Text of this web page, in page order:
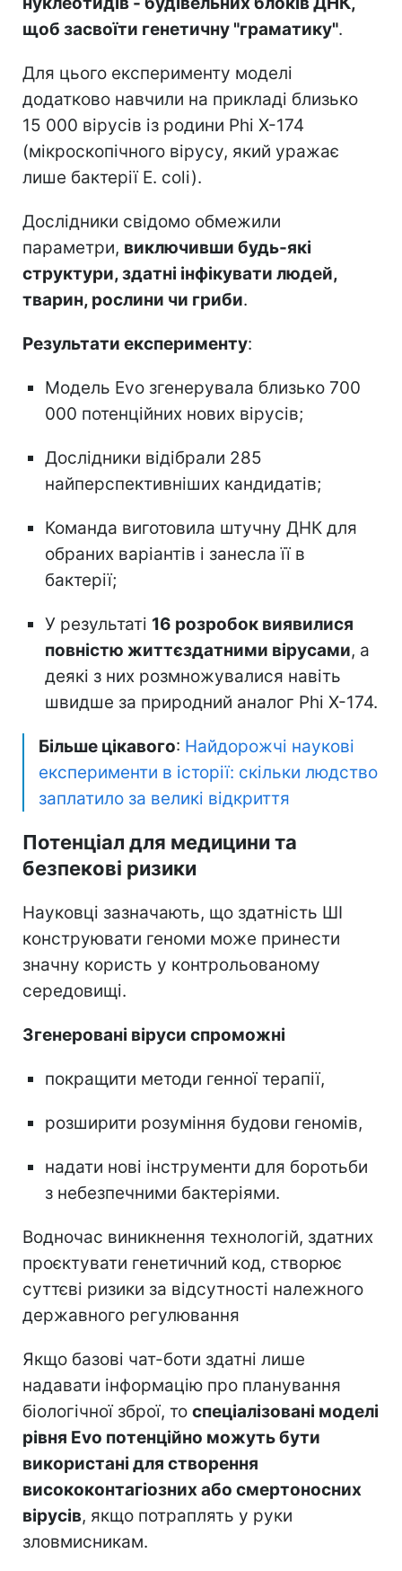
щоб засвоїти генетичну "граматику".
Для цього експерименту моделі
додатково навчили на прикладі близько
15 000 вірусів із родини Phi X-174
(мікроскопічного вірусу, який уражає
лише бактерії E. coli).
Дослідники свідомо обмежили
параметри, виключивши будь-які
структури, здатні інфікувати людей,
тварин, рослини чи гриби.
Результати експерименту:
Модель Evo згенерувала близько 700
000 потенційних нових вірусів;
Дослідники відібрали 285
найперспективніших кандидатів;
Команда виготовила штучну ДНК для
обраних варіантів і занесла її в
бактерії;
У результаті 16 розробок виявилися
повністю життєздатними вірусами, а
деякі з них розмножувалися навіть
швидше за природний аналог Phi X-174.
Більше цікавого: Найдорожчі наукові
експерименти в історії: скільки людство
заплатило за великі відкриття
Потенціал для медицини та
безпекові ризики
Науковці зазначають, що здатність ШІ
конструювати геноми може принести
значну користь у контрольованому
середовищі.
Згенеровані віруси спроможні
покращити методи генної терапії,
розширити розуміння будови геномів,
надати нові інструменти для боротьби
з небезпечними бактеріями.
Водночас виникнення технологій, здатних
проєктувати генетичний код, створює
суттєві ризики за відсутності належного
державного регулювання
Якщо базові чат-боти здатні лише
надавати інформацію про планування
біологічної зброї, то спеціалізовані моделі
рівня Evo потенційно можуть бути
використані для створення
висококонтагіозних або смертоносних
вірусів, якщо потраплять у руки
зловмисникам.